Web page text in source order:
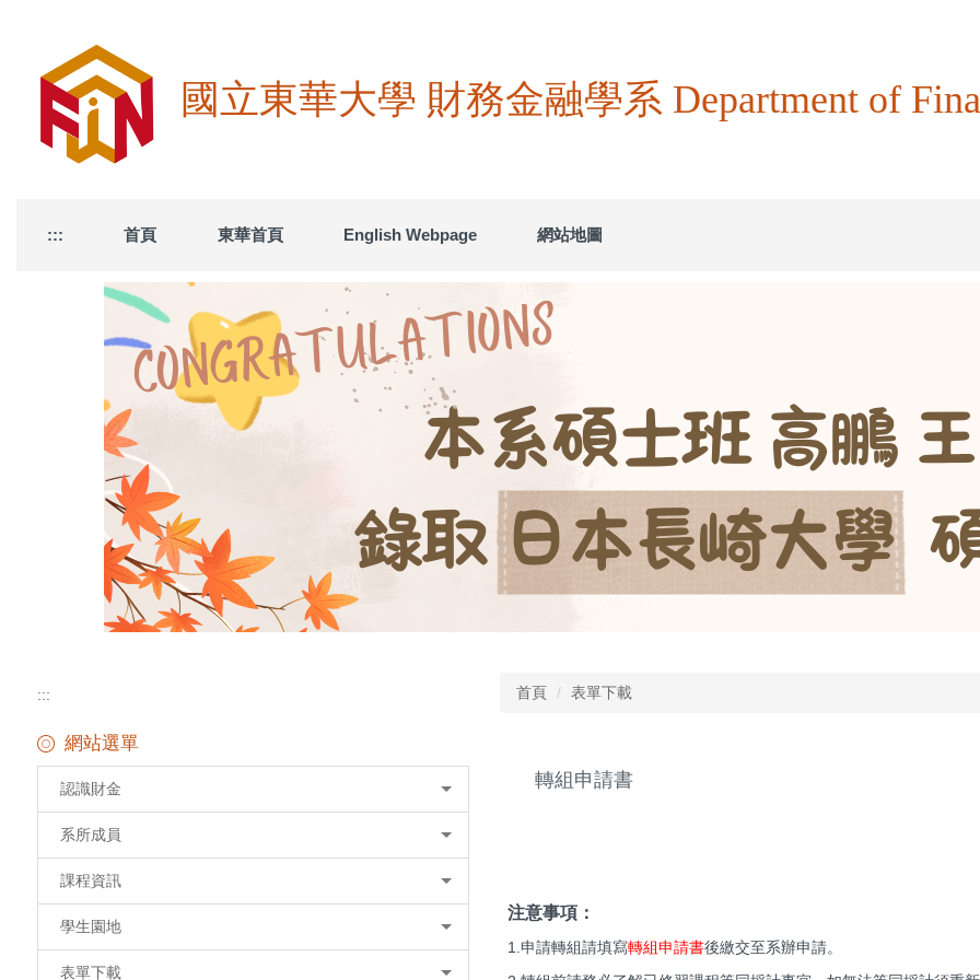
國立東華大學 財務金融學系 Department of
::: 首頁 東華首頁 English Webpage 網站地圖
:::
網站選單
認識財金
系所成員
課程資訊
學生園地
表單下載
首頁 表單下載
轉組申請書
注意事項：
1.申請轉組請填寫轉組申請書後繳交至系辦申請。